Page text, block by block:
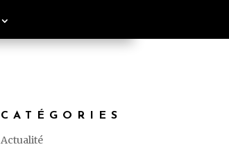
CATÉGORIES
Actualité